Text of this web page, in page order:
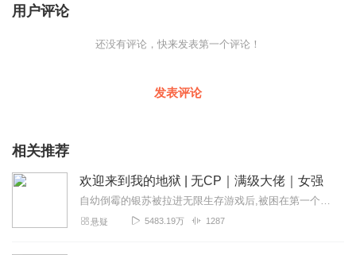
用户评论
还没有评论，快来发表第一个评论！
发表评论
相关推荐
欢迎来到我的地狱 | 无CP｜满级大佬｜女强
自幼倒霉的银苏被拉进无限生存游戏后,被困在第一个副本，要死要活无限轮回无数次，终于回到正常游戏进程。终于不用面对同一批怪物的银苏泪流满面，决定好好和怪物们交朋友...
悬疑 5483.19万 1287